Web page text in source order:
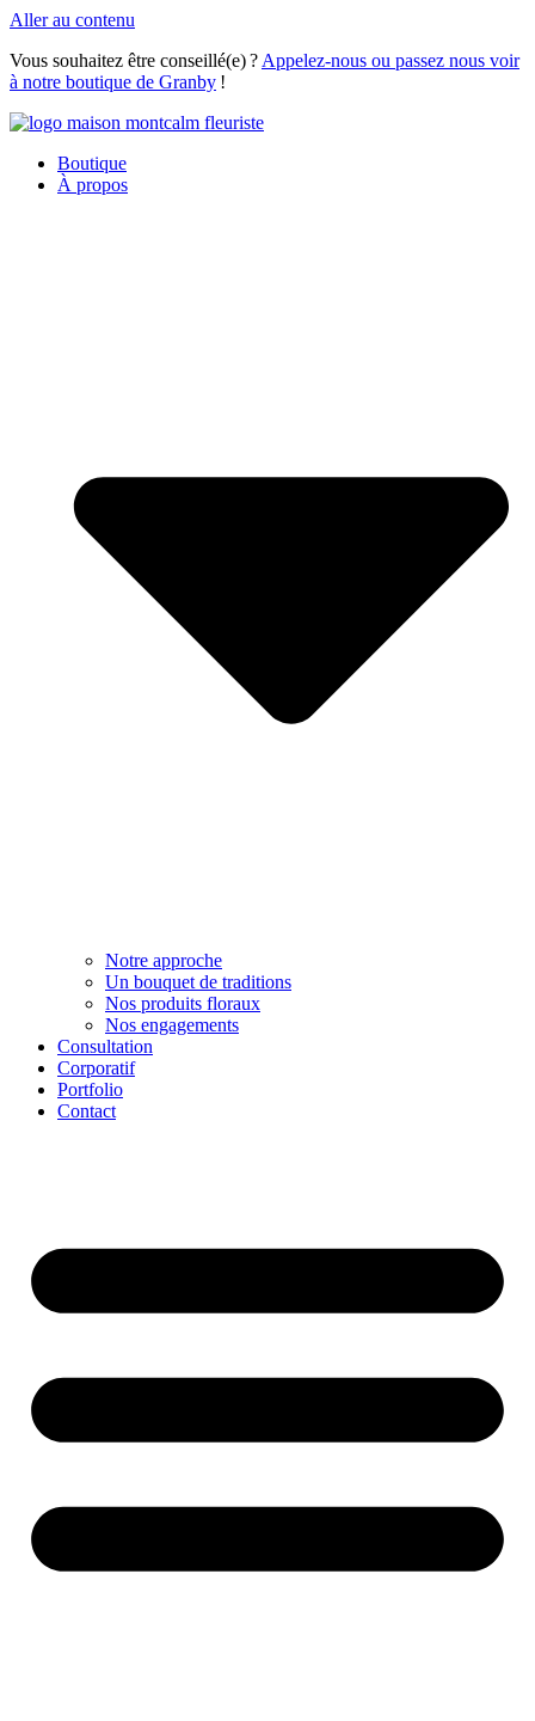
Aller au contenu
Vous souhaitez être conseillé(e) ? Appelez-nous ou passez nous voir
à notre boutique de Granby !
Boutique
À propos
Notre approche​
Un bouquet de traditions
Nos produits floraux
Nos engagements
Consultation
Corporatif
Portfolio
Contact